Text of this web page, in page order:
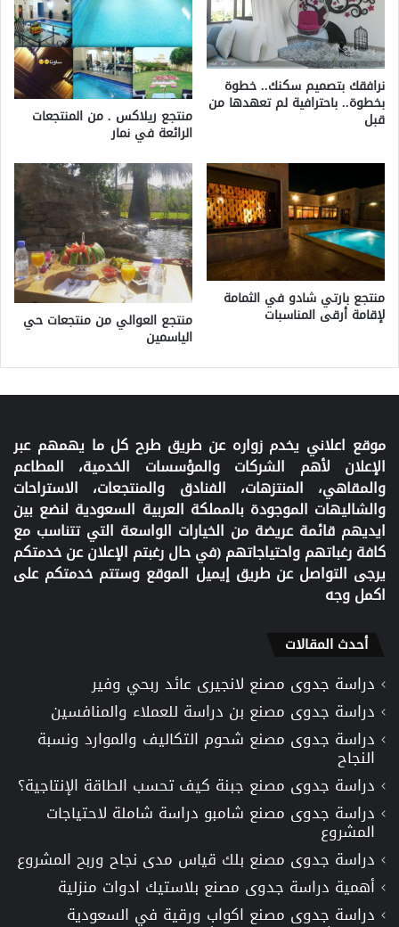
نرافقك بتصميم سكنك.. خطوة
بخطوة.. باحترافية لم تعهدها من
قبل منتجع ريلاكس . من المنتجعات
الرائعة في نمار
منتجع بارتي شادو في الثمامة
لإقامة أرقى المناسبات منتجع العوالي من منتجعات حي
الياسمين
موقع اعلاني يخدم زواره عن طريق طرح كل ما يهمهم عبر
الإعلان لأهم الشركات والمؤسسات الخدمية، المطاعم
والمقاهي، المنتزهات، الفنادق والمنتجعات، الاستراحات
والشاليهات الموجودة بالمملكة العربية السعودية لنضع بين
ايديهم قائمة عريضة من الخيارات الواسعة التي تتناسب مع
كافة رغباتهم واحتياجاتهم (في حال رغبتم الإعلان عن خدمتكم
يرجى التواصل عن طريق إيميل الموقع وستتم خدمتكم على
اكمل وجه
أحدث المقالات
دراسة جدوى مصنع لانجيرى عائد ربحي وفير
دراسة جدوى مصنع بن دراسة للعملاء والمنافسين
دراسة جدوى مصنع شحوم التكاليف والموارد ونسبة
النجاح
دراسة جدوى مصنع جبنة كيف تحسب الطاقة الإنتاجية؟
دراسة جدوى مصنع شامبو دراسة شاملة لاحتياجات
المشروع
دراسة جدوى مصنع بلك قياس مدى نجاح وربح المشروع
أهمية دراسة جدوى مصنع بلاستيك ادوات منزلية
دراسة جدوى مصنع اكواب ورقية في السعودية